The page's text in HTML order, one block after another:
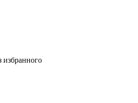
избранного